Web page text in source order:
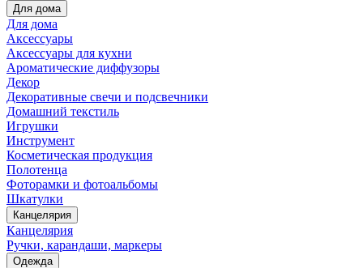
Для дома
Для дома
Аксессуары
Аксессуары для кухни
Ароматические диффузоры
Декор
Декоративные свечи и подсвечники
Домашний текстиль
Игрушки
Инструмент
Косметическая продукция
Полотенца
Фоторамки и фотоальбомы
Шкатулки
Канцелярия
Канцелярия
Ручки, карандаши, маркеры
Одежда